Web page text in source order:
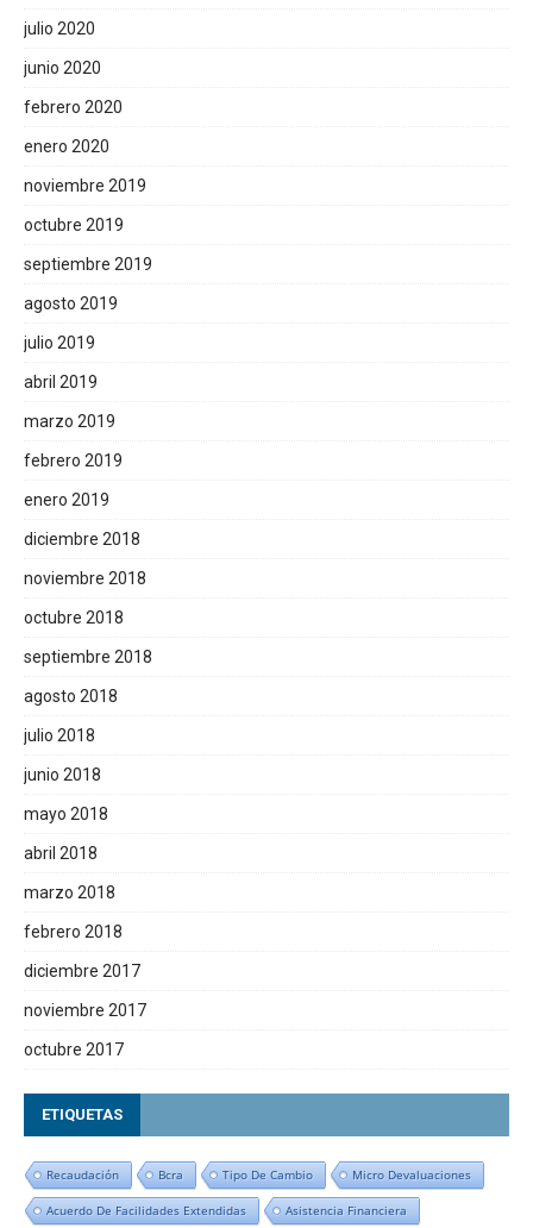
julio 2020
junio 2020
febrero 2020
enero 2020
noviembre 2019
octubre 2019
septiembre 2019
agosto 2019
julio 2019
abril 2019
marzo 2019
febrero 2019
enero 2019
diciembre 2018
noviembre 2018
octubre 2018
septiembre 2018
agosto 2018
julio 2018
junio 2018
mayo 2018
abril 2018
marzo 2018
febrero 2018
diciembre 2017
noviembre 2017
octubre 2017
ETIQUETAS
Recaudación Bcra Tipo De Cambio Micro Devaluaciones
Acuerdo De Facilidades Extendidas Asistencia Financiera